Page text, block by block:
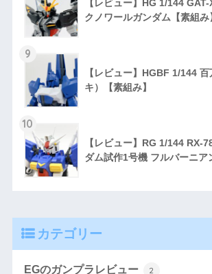
【レビュー】HG 1/144
クノワールガンダム【素組み
9
【レビュー】HGBF 1/144
キ）【素組み】
10
【レビュー】RG 1/144 RX-
ダム試作1号機 フルバーニア
カテゴリー
EGのガンプラレビュー 2